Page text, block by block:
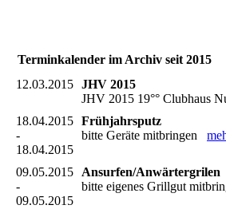
Terminkalender im Archiv seit 2015
12.03.2015 JHV 2015
JHV 2015 19°° Clubhaus
18.04.2015
-
18.04.2015
Frühjahrsputz
bitte Geräte mitbringen
09.05.2015
-
09.05.2015
Ansurfen/Anwärtergrilen
bitte eigenes Grillgut